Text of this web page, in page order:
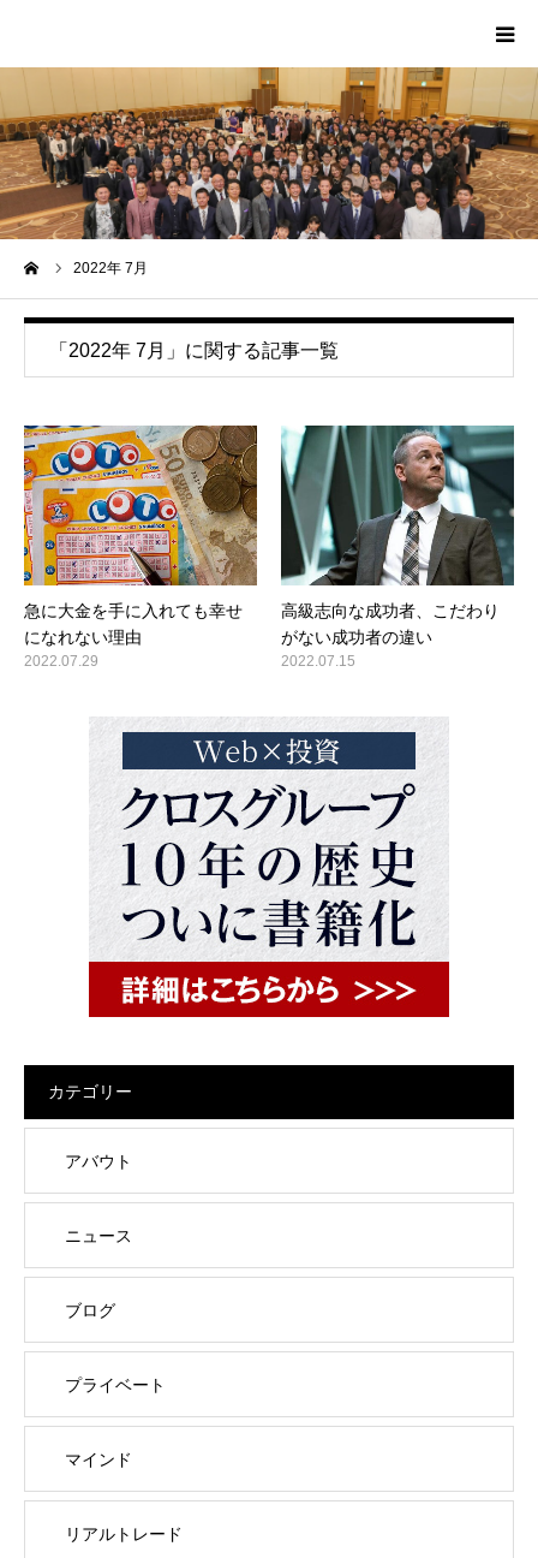
2022年 7月
「2022年 7月」に関する記事一覧
急に大金を手に入れても幸せ
になれない理由
2022.07.29
高級志向な成功者、こだわり
がない成功者の違い
2022.07.15
カテゴリー
アバウト
ニュース
ブログ
プライベート
マインド
リアルトレード
PROFILE
SCA
CONTACT
MESSAGE